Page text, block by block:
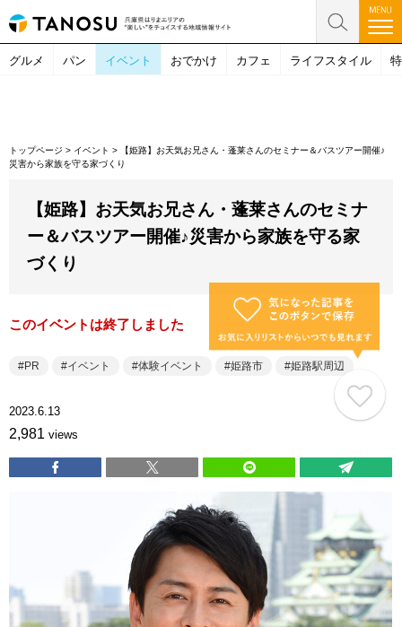
グルメ パン イベント おでかけ カフェ ライフスタイル
トップページ > イベント >
【姫路】お天気お兄さん・蓬莱さんのセミナー＆バスツアー開催♪
災害から家族を守る家づくり
【姫路】お天気お兄さん・蓬莱さんのセミナ
ー＆バスツアー開催♪災害から家族を守る家
づくり
このイベントは終了しました
PR イベント 体験イベント 姫路市 姫路駅周辺
2023.6.13
2,981 views